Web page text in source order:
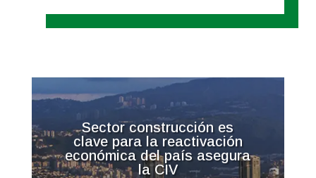
Sector construcción es
clave para la reactivación
económica del país asegura
la CIV